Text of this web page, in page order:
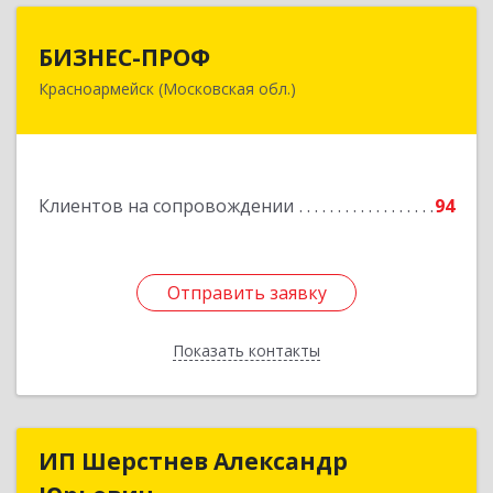
БИЗНЕС-ПРОФ
Красноармейск (Московская обл.)
Клиентов на сопровождении 94
Отправить заявку
Показать контакты
141290, Московская обл, Красноармейск г,
Отправить заявку
Назад
ИП Шерстнев Александр
ИП Шерстнев Александр